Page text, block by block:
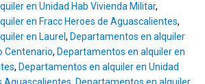
en Unidad Hab Vivienda Militar,
en Fracc Heroes de Aguascalientes,
en Laurel , Departamentos en alquiler
Centenario, Departamentos en alquiler en
, Departamentos en alquiler en Unidad